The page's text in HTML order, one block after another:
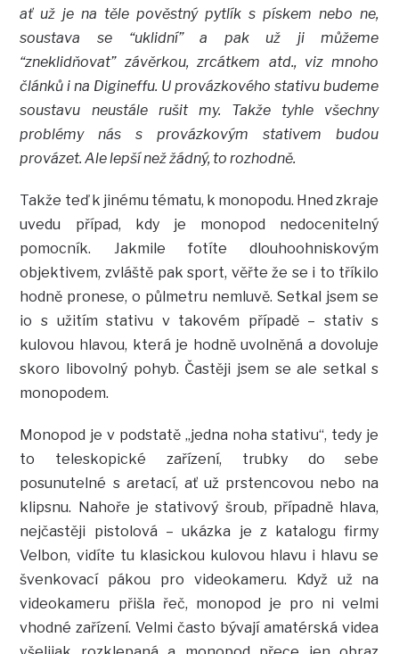
ať už je na těle pověstný pytlík s pískem nebo ne,
soustava se “uklidní” a pak už ji můžeme
“zneklidňovat” závěrkou, zrcátkem atd., viz mnoho
článků i na Digineffu. U provázkového stativu budeme
soustavu neustále rušit my. Takže tyhle všechny
problémy nás s provázkovým stativem budou
provázet. Ale lepší než žádný, to rozhodně.
Takže teď k jinému tématu, k monopodu. Hned zkraje
uvedu případ, kdy je monopod nedocenitelný
pomocník. Jakmile fotíte dlouhoohniskovým
objektivem, zvláště pak sport, věřte že se i to tříkilo
hodně pronese, o půlmetru nemluvě. Setkal jsem se
io s užitím stativu v takovém případě – stativ s
kulovou hlavou, která je hodně uvolněná a dovoluje
skoro libovolný pohyb. Častěji jsem se ale setkal s
monopodem.
Monopod je v podstatě „jedna noha stativu“, tedy je
to teleskopické zařízení, trubky do sebe
posunutelné s aretací, ať už prstencovou nebo na
klipsnu. Nahoře je stativový šroub, případně hlava,
nejčastěji pistolová – ukázka je z katalogu firmy
Velbon, vidíte tu klasickou kulovou hlavu i hlavu se
švenkovací pákou pro videokameru. Když už na
videokameru přišla řeč, monopod je pro ni velmi
vhodné zařízení. Velmi často bývají amatérská videa